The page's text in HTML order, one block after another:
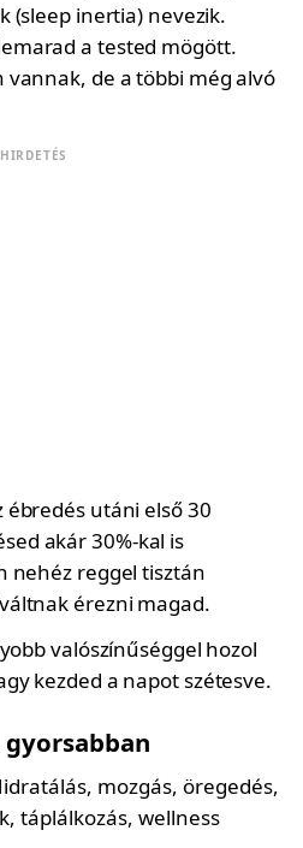
(sleep inertia) nevezik.
a tested mögött.
vannak, de a többi még alvó
HIRDETÉS
ébredés utáni első 30
akár 30%-kal is
nehéz reggel tisztán
érezni magad.
valószínűséggel hozol
kezded a napot szétesve.